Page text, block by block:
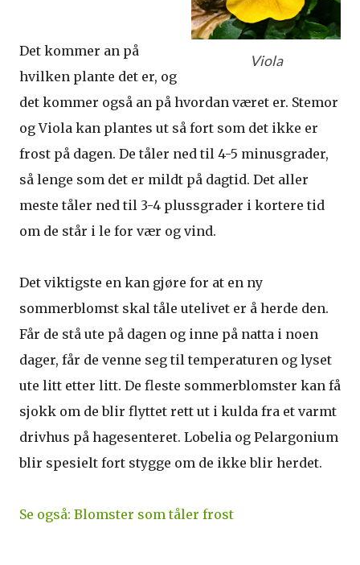
Viola
Det kommer an på
hvilken plante det er, og
det kommer også an på hvordan været er. Stemor
og Viola kan plantes ut så fort som det ikke er
frost på dagen. De tåler ned til 4-5 minusgrader,
så lenge som det er mildt på dagtid. Det aller
meste tåler ned til 3-4 plussgrader i kortere tid
om de står i le for vær og vind.
Det viktigste en kan gjøre for at en ny
sommerblomst skal tåle utelivet er å herde den.
Får de stå ute på dagen og inne på natta i noen
dager, får de venne seg til temperaturen og lyset
ute litt etter litt. De fleste sommerblomster kan få
sjokk om de blir flyttet rett ut i kulda fra et varmt
drivhus på hagesenteret. Lobelia og Pelargonium
blir spesielt fort stygge om de ikke blir herdet.
Se også: Blomster som tåler frost